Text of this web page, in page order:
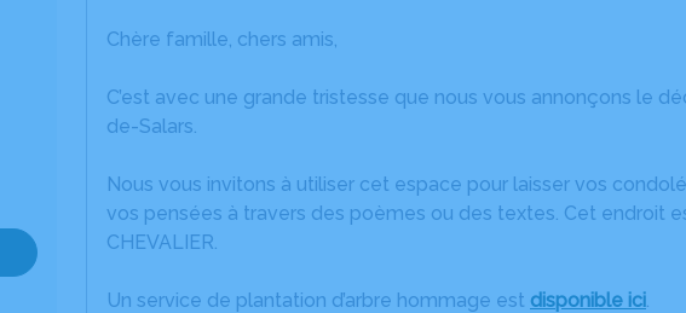
Chère famille, chers amis,
C’est avec une grande tristesse que nous vous annonçons le
de-Salars.
Nous vous invitons à utiliser cet espace pour laisser vos
vos pensées à travers des poèmes ou des textes. Cet endroit
CHEVALIER.
Un service de plantation d’arbre hommage est disponible ici.